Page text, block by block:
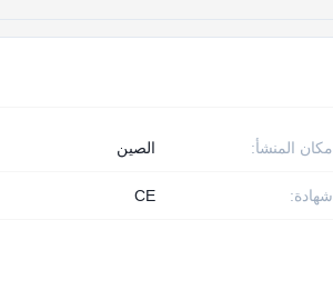
مكان المنشأ: الصين
شهادة: CE